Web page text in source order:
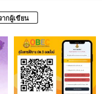
ากผู้เขียน